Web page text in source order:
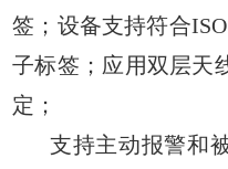
签；设备支持符合
子标签；应用双层天
定；
支持主动报警和被